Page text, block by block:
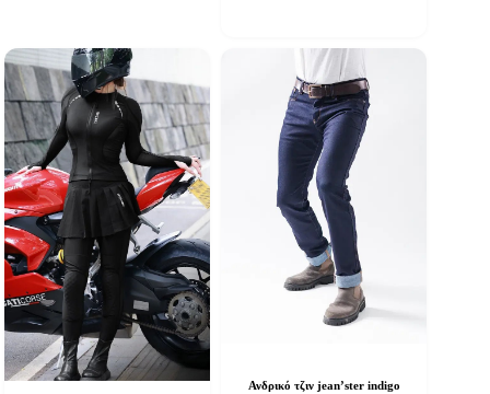
μπορούν
να
επιλεγούν
στη
του
προϊόντος
Ανδρικό τζιν jean’ster indigo